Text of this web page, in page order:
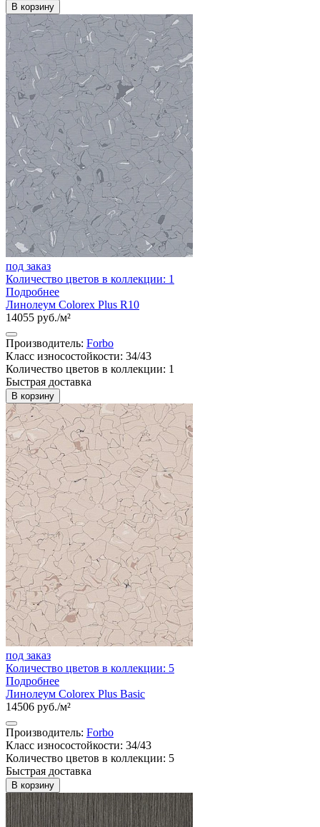
В корзину
под заказ
Количество цветов в коллекции: 1
Подробнее
Линолеум Colorex Plus R10
14055 руб./м²
Производитель: Forbo
Класс износостойкости: 34/43
Количество цветов в коллекции: 1
Быстрая доставка
В корзину
под заказ
Количество цветов в коллекции: 5
Подробнее
Линолеум Colorex Plus Basic
14506 руб./м²
Производитель: Forbo
Класс износостойкости: 34/43
Количество цветов в коллекции: 5
Быстрая доставка
В корзину